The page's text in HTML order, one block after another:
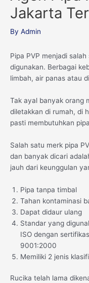
Jakarta
By Admin
Pipa PVP menjadi
digunakan. Berbagai
limbah, air panas atau
Tak ayal banyak orang
diletakkan di rumah, di
pasti membutuhkan
Salah satu merk pipa
dan banyak dicari
jauh dari keunggulan
Pipa tanpa timbal
Tahan kontaminasi
Dapat didaur ulang
Standar yang
ISO dengan
9001:2000
Memiliki 2 jenis
Rucika telah lama